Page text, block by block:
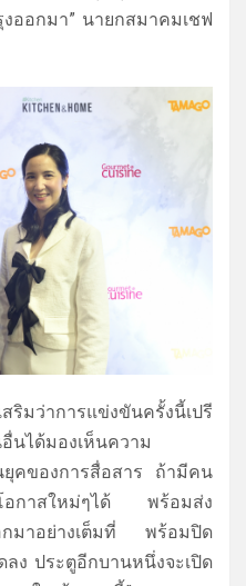
งออกมา” นายกสมาคมเชฟ
สริมว่าการแข่งขันครั้งนี้เปรี
นได้มองเห็นความ
คของการสื่อสาร ถ้ามีคน
โอกาสใหม่ๆได้ พร้อมส่ง
กมาอย่างเต็มที่ พร้อมปิด
ลง ประตูอีกบานหนึ่งจะเปิด